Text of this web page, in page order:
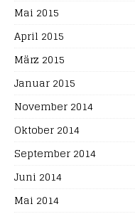
Mai 2015
April 2015
März 2015
Januar 2015
November 2014
Oktober 2014
September 2014
Juni 2014
Mai 2014